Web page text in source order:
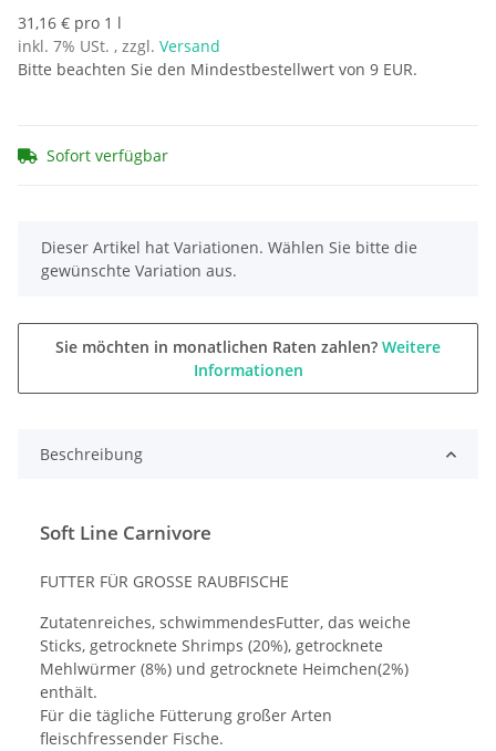
31,16 € pro 1 l
inkl. 7% USt. , zzgl. Versand
Bitte beachten Sie den Mindestbestellwert von 9 EUR.
Sofort verfügbar
x
Dieser Artikel hat Variationen. Wählen Sie bitte die
gewünschte Variation aus.
Sie möchten in monatlichen Raten zahlen? Weitere
Informationen
Beschreibung
Soft Line Carnivore
FUTTER FÜR GROSSE RAUBFISCHE
Zutatenreiches, schwimmendesFutter, das weiche
Sticks, getrocknete Shrimps (20%), getrocknete
Mehlwürmer (8%) und getrocknete Heimchen(2%)
enthält.
Für die tägliche Fütterung großer Arten
fleischfressender Fische.